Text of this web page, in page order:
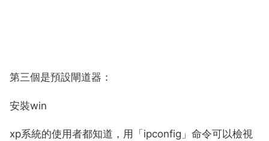
第三個是預設閘道器：
安裝win
xp系統的使用者都知道，用「ipconfig」命令可以檢視